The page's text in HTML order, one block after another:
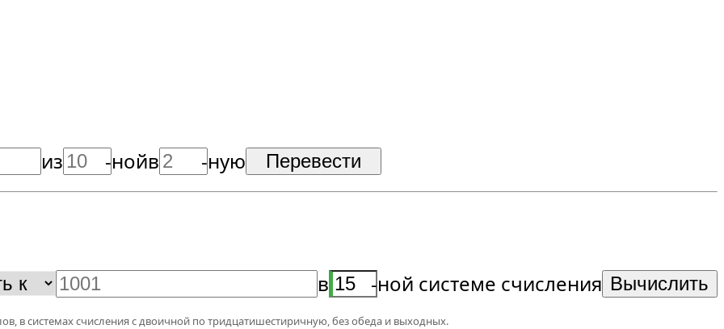
из -нойв -ную
в -ной системе счисления
в системах счисления с двоичной по тридцатишестиричную, без обеда и выходных.